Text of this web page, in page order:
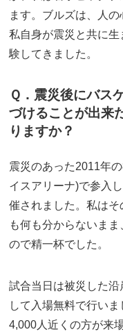
ます。ブルズは、人
私自身が震災と共に
験してきました。
Ｑ．震災後にバス
づけることが出来
りますか？
震災のあった2011年
イスアリーナ)で参入
催されました。私は
も何も分からないま
ので精一杯でした。
試合当日は被災した
して入場無料で行い
4,000人近くの方が来